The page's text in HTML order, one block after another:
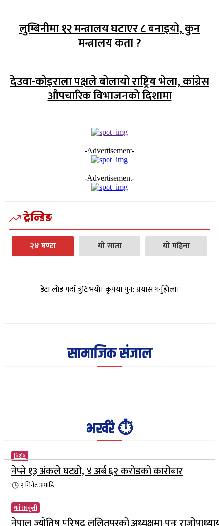
लुम्बिनीमा १२ मन्त्रालय घटाएर ८ बनाइयो, कुन
मन्त्रालय कता ?
देउवा-कोइराला पक्षले बोलायो राष्ट्रिय भेला, कांग्रेस
औपचारिक विभाजनको दिशामा
-Advertisement-
-Advertisement-
ट्रेन्डिङ
२४ घण्टा यो साता यो महिना
डेटा लोड गर्दा त्रुटि भयो। कृपया पुन: प्रयास गर्नुहोला।
सामाजिक संजाल
भर्खरै ⏱️
विशेष
नेप्से १३ अंकले घट्यो, ४ अर्ब ६२ करोडको कारोबार
२ मिनेटअगाडि
धर्म संस्कृती